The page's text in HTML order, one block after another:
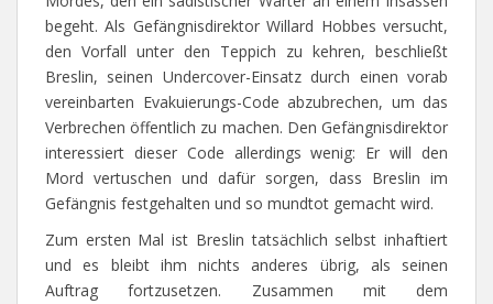
begeht. Als Gefängnisdirektor Willard Hobbes versucht,
den Vorfall unter den Teppich zu kehren, beschließt
Breslin, seinen Undercover-Einsatz durch einen vorab
vereinbarten Evakuierungs-Code abzubrechen, um das
Verbrechen öffentlich zu machen. Den Gefängnisdirektor
interessiert dieser Code allerdings wenig: Er will den
Mord vertuschen und dafür sorgen, dass Breslin im
Gefängnis festgehalten und so mundtot gemacht wird.
Zum ersten Mal ist Breslin tatsächlich selbst inhaftiert
und es bleibt ihm nichts anderes übrig, als seinen
Auftrag fortzusetzen. Zusammen mit dem